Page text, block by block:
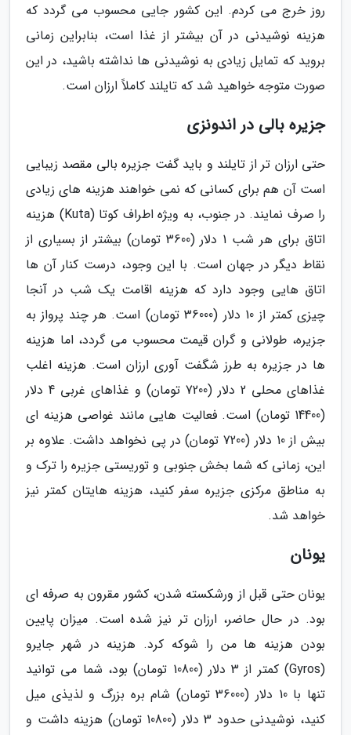
روز خرج می کردم. این کشور جایی محسوب می گردد که
هزینه نوشیدنی در آن بیشتر از غذا است، بنابراین زمانی
بروید که تمایل زیادی به نوشیدنی ها نداشته باشید، در این
صورت متوجه خواهید شد که تایلند کاملاً ارزان است.
جزیره بالی در اندونزی
حتی ارزان تر از تایلند و باید گفت جزیره بالی مقصد زیبایی
است آن هم برای کسانی که نمی خواهند هزینه های زیادی
را صرف نمایند. در جنوب، به ویژه اطراف کوتا (Kuta) هزینه
اتاق برای هر شب 1 دلار (3600 تومان) بیشتر از بسیاری از
نقاط دیگر در جهان است. با این وجود، درست کنار آن ها
اتاق هایی وجود دارد که هزینه اقامت یک شب در آنجا
چیزی کمتر از 10 دلار (36000 تومان) است. هر چند پرواز به
جزیره، طولانی و گران قیمت محسوب می گردد، اما هزینه
ها در جزیره به طرز شگفت آوری ارزان است. هزینه اغلب
غذاهای محلی 2 دلار (7200 تومان) و غذاهای غربی 4 دلار
(14400 تومان) است. فعالیت هایی مانند غواصی هزینه ای
بیش از 10 دلار (7200 تومان) در پی نخواهد داشت. علاوه بر
این، زمانی که شما بخش جنوبی و توریستی جزیره را ترک و
به مناطق مرکزی جزیره سفر کنید، هزینه هایتان کمتر نیز
خواهد شد.
یونان
یونان حتی قبل از ورشکسته شدن، کشور مقرون به صرفه ای
بود. در حال حاضر، ارزان تر نیز شده است. میزان پایین
بودن هزینه ها من را شوکه کرد. هزینه در شهر جایرو
(Gyros) کمتر از 3 دلار (10800 تومان) بود، شما می توانید
تنها با 10 دلار (36000 تومان) شام بره بزرگ و لذیذی میل
کنید، نوشیدنی حدود 3 دلار (10800 تومان) هزینه داشت و